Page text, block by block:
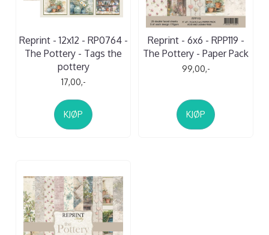
Reprint - 12x12 - RP0764 -
The Pottery - Tags the
pottery
17,00,-
KJØP
Reprint - 6x6 - RPP119 -
The Pottery - Paper Pack
99,00,-
KJØP